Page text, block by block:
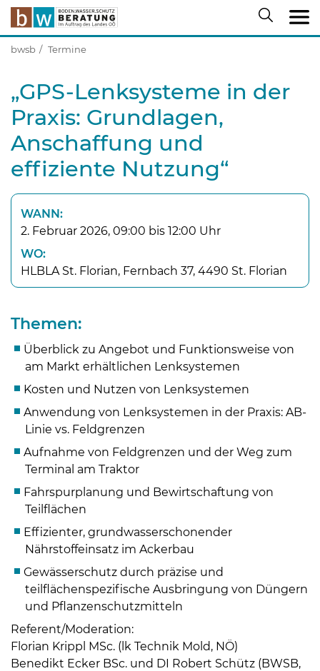
Skip to main content
bwsb Termine
„GPS-Lenksysteme in der
Praxis: Grundlagen,
Anschaffung und
effiziente Nutzung“
WANN:
2. Februar 2026, 09:00 bis 12:00 Uhr
WO:
HLBLA St. Florian, Fernbach 37, 4490 St. Florian
Themen:
Überblick zu Angebot und Funktionsweise von
am Markt erhältlichen Lenksystemen
Kosten und Nutzen von Lenksystemen
Anwendung von Lenksystemen in der Praxis: AB-
Linie vs. Feldgrenzen
Aufnahme von Feldgrenzen und der Weg zum
Terminal am Traktor
Fahrspurplanung und Bewirtschaftung von
Teilflächen
Effizienter, grundwasserschonender
Nährstoffeinsatz im Ackerbau
Gewässerschutz durch präzise und
teilflächenspezifische Ausbringung von Düngern
und Pflanzenschutzmitteln
Referent/Moderation:
Florian Krippl MSc. (lk Technik Mold, NÖ)
Benedikt Ecker BSc. und DI Robert Schütz (BWSB,